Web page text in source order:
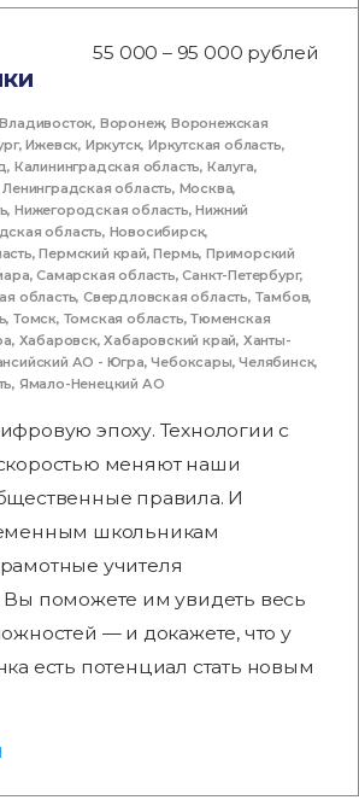
55 000 – 95 000 рублей
Владивосток, Воронеж,Воронежская
,Ижевск, Иркутск,Иркутская область,
, Калининградская область, Калуга,
Ленинградская область, Москва,
,Нижегородская область,Нижний
область, Новосибирск,
,Пермский край,Пермь,Приморский
,Самарская область,Санкт-Петербург,
область,Свердловская область, Тамбов,
,Томск, Томская область,Тюменская
, Хабаровск,Хабаровский край, Ханты-
АО - Югра,Чебоксары,Челябинск,
, Ямало-Ненецкий АО
эпоху. Технологии с
меняют наши
правила. И
школьникам
учителя
поможете им увидеть весь
— и докажете, что у
есть потенциал стать новым